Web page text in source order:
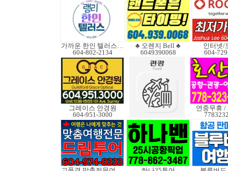
가까운 한인 텔러스쿠도
604-802-2134
♣ 오렌지 Bell ♣
6049390068
인터넷/
604-
그레이스 안경원
604-951-3000
연중무휴 /